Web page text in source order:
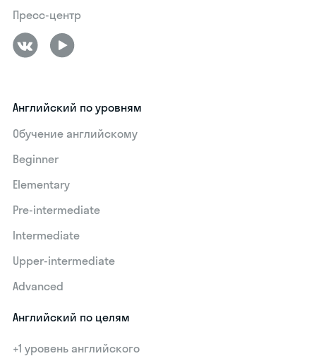
Пресс-центр
Английский по уровням
Обучение английскому
Beginner
Elementary
Pre-intermediate
Intermediate
Upper-intermediate
Advanced
Английский по целям
+1 уровень английского